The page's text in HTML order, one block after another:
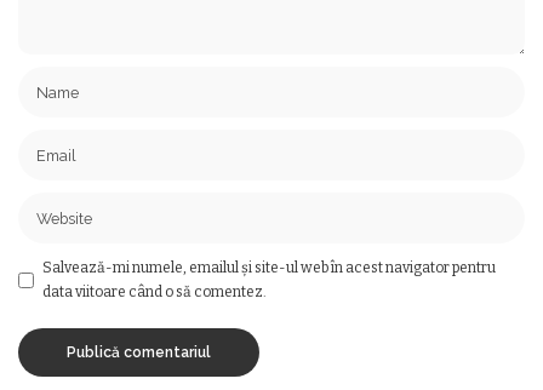
Salvează-mi numele, emailul și site-ul web în acest navigator pentru
data viitoare când o să comentez.